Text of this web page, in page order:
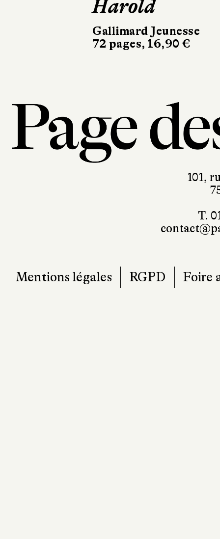
Petit T-Rex
Qilinn
52 pages, 13,95 €
101,
T.
Mentions légales RGPD Foire